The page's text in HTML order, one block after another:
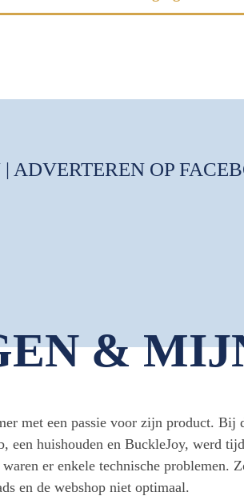
OP
&
met een passie voor zijn product. Bij
huishouden en BuckleJoy, werd
er enkele technische problemen.
en de webshop niet optimaal.